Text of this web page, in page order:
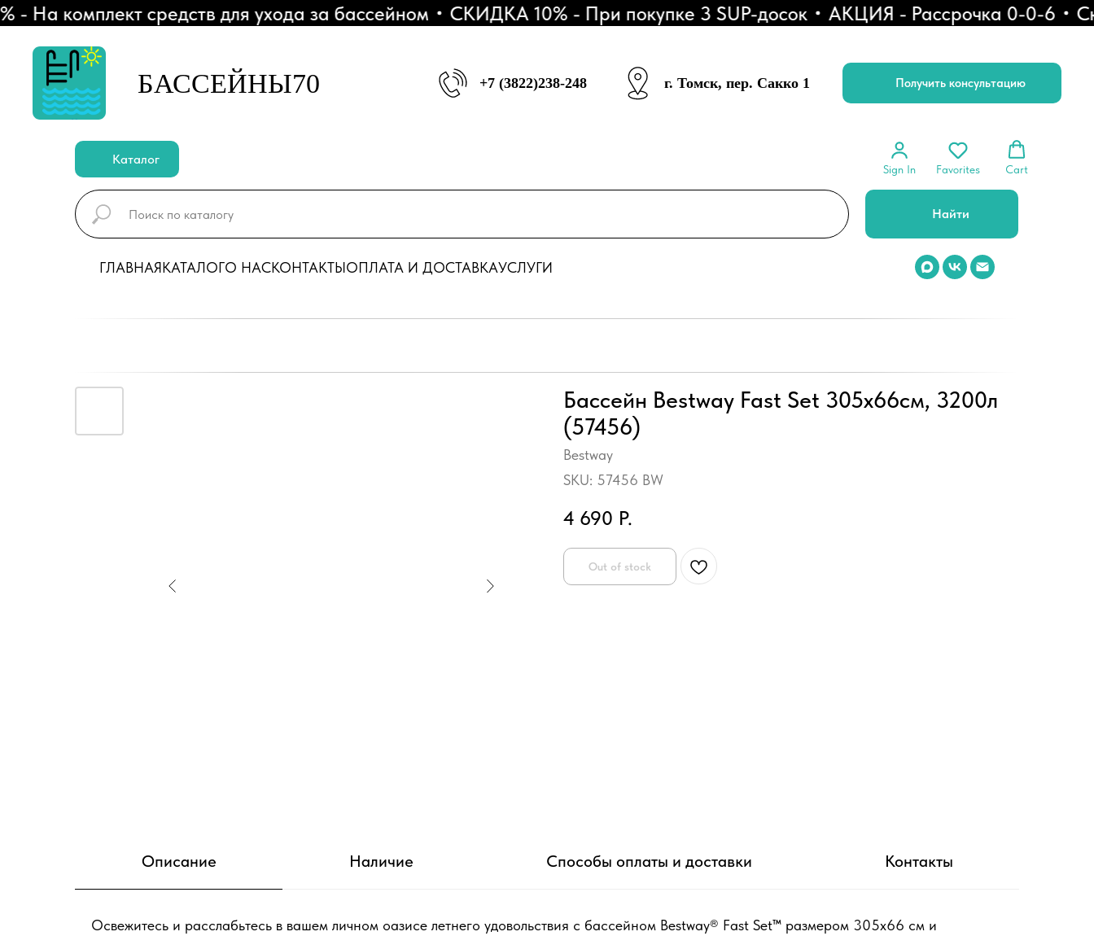
комплект средств для ухода за бассейном СКИДКА 10% - При покупке 3 SUP-досок АКЦИЯ - Рассрочка 0-0-6
БАССЕЙНЫ70 +7 (3822)238-248 г. Томск, пер. Сакко 1 Получить консультацию
Каталог
Sign In Favorites Cart
Найти
ГЛАВНАЯКАТАЛОГО НАСКОНТАКТЫОПЛАТА И ДОСТАВКАУСЛУГИ
Бассейн Bestway Fast Set 305х66см, 3200л
(57456)
Bestway
SKU: 57456 BW
4 690 Р.
Out of stock
Описание Наличие Способы оплаты и доставки Контакты
Освежитесь и расслабьтесь в вашем личном оазисе летнего удовольствия с бассейном Bestway® Fast Set™ размером 305х66 см и